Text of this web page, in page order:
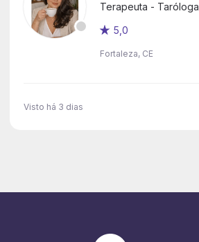
Terapeuta - Taróloga
5,0
Fortaleza, CE
Visto há 3 dias